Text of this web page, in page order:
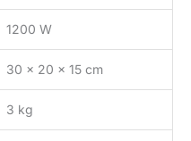
1200 W
30 x 20 x 15 cm
3 kg